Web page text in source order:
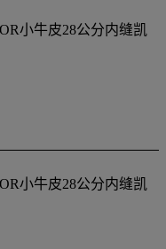
小牛皮28公分内缝凯
小牛皮28公分内缝凯